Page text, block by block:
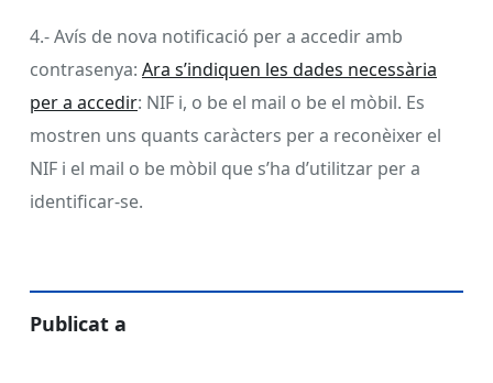
4.- Avís de nova notificació per a accedir amb
contrasenya: Ara s’indiquen les dades necessària
per a accedir: NIF i, o be el mail o be el mòbil. Es
mostren uns quants caràcters per a reconèixer el
NIF i el mail o be mòbil que s’ha d’utilitzar per a
identificar-se.
Publicat a